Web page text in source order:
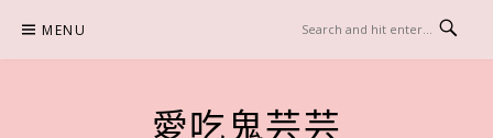
content
MENU
愛吃鬼芸芸